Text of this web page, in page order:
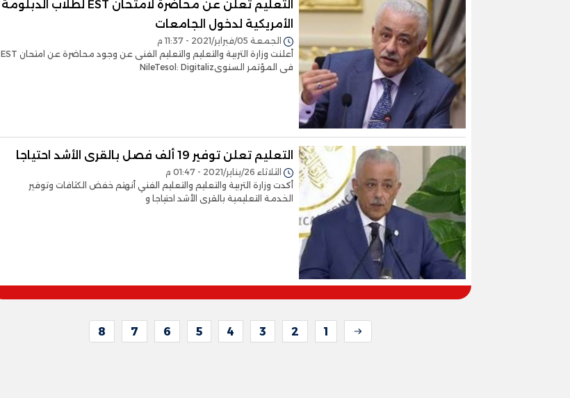
التعليم تعلن عن محاضرة لامتحان EST لطلاب الدبلومة
الأمريكية لدخول الجامعات
الجمعة 05/فبراير/2021 - 11:37 م
أعلنت وزارة التربية والتعليم والتعليم الفنى عن وجود محاضرة عن امتحان EST
فى المؤتمر السنوىNileTesol: Digitaliz
التعليم تعلن توفير 19 ألف فصل بالقرى الأشد احتياجا
الثلاثاء 26/يناير/2021 - 01:47 م
أكدت وزارة التربية والتعليم والتعليم الفني أنهتم خفض الكثافات وتوفير
الخدمة التعليمية بالقرى الأشد احتياجا و
1
2
3
4
5
6
7
8